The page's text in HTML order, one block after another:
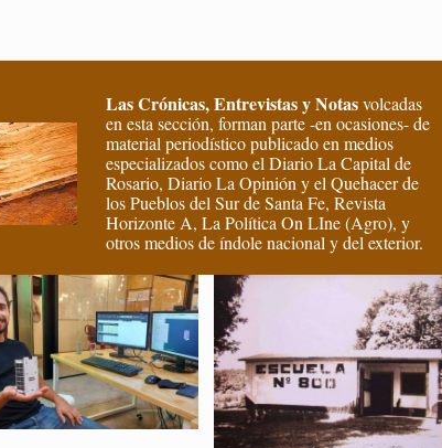
Las Crónicas, Entrevistas y Notasvolcadas
en esta sección, forman parte -en ocasiones- de
material periodístico publicado en medios
especializados como el Diario La Capital de
Rosario, Diario La Opinión y el Quehacer de
los Pueblos del Sur de Santa Fe, Revista
Horizonte A, La Política On LIne (Agro), y
otros medios de índole nacional y del exterior.